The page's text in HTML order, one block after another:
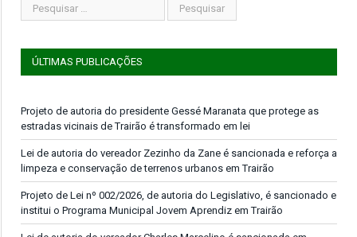
ÚLTIMAS PUBLICAÇÕES
Projeto de autoria do presidente Gessé Maranata que protege as
estradas vicinais de Trairão é transformado em lei
Lei de autoria do vereador Zezinho da Zane é sancionada e reforça a
limpeza e conservação de terrenos urbanos em Trairão
Projeto de Lei nº 002/2026, de autoria do Legislativo, é sancionado e
institui o Programa Municipal Jovem Aprendiz em Trairão